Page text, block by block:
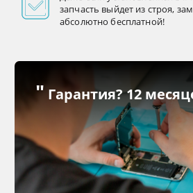
запчасть выйдет из строя,
абсолютно бесплатной!
"Гарантия? 12